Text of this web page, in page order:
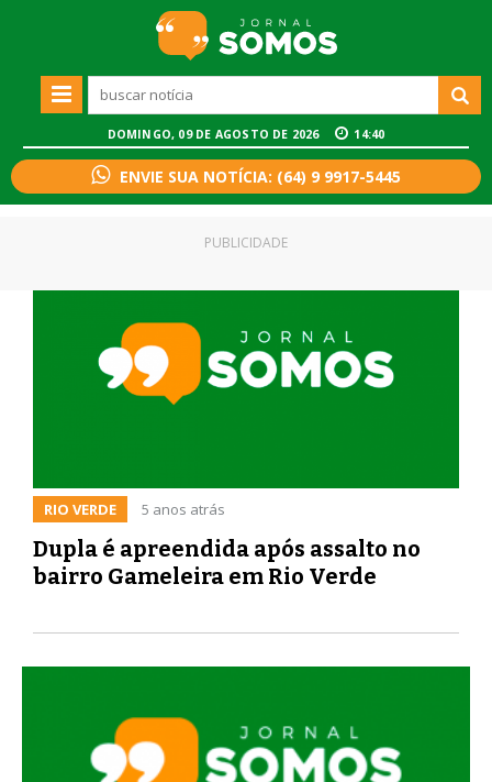
DOMINGO, 09 DE AGOSTO DE 2026 14:40
ENVIE SUA NOTÍCIA: (64) 9 9917-5445
RIO VERDE 5 anos atrás
Dupla é apreendida após assalto no
bairro Gameleira em Rio Verde
PUBLICIDADE